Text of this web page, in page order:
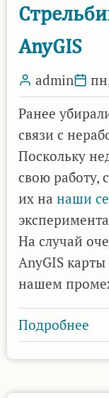
AnyGIS
admin
Ранее
связи с
Поскольку
свою работу,
их на наши
На случай
AnyGIS
нашем
Подробнее